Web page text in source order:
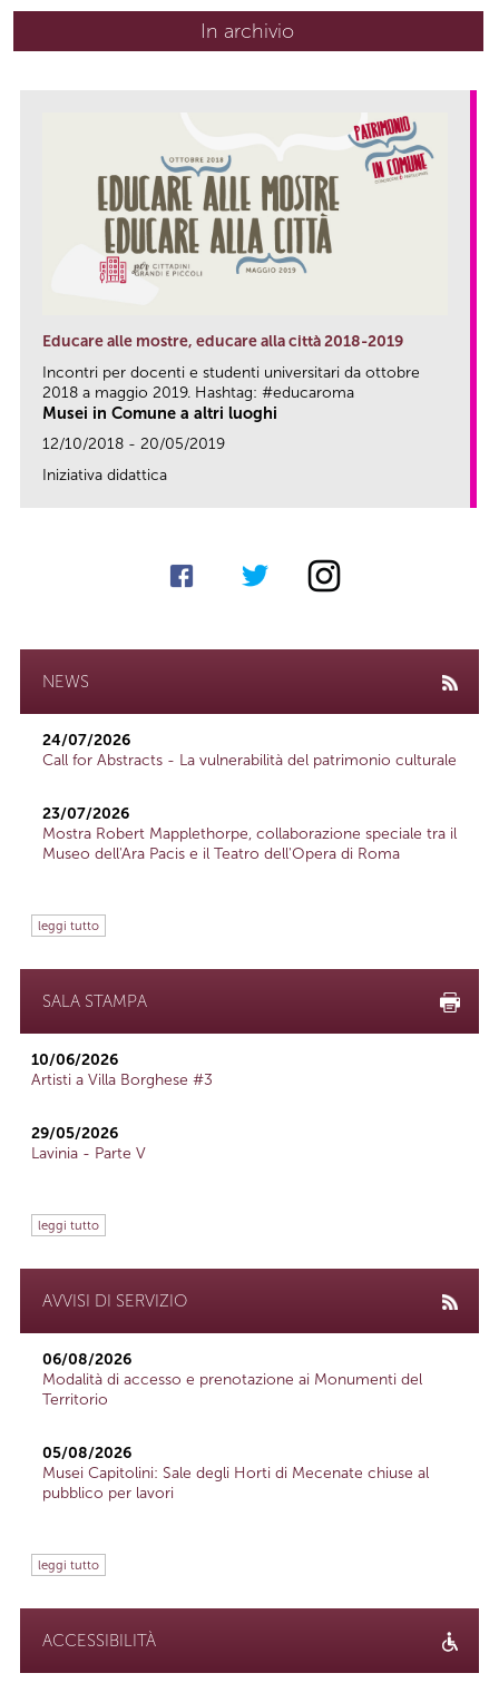
In archivio
Educare alle mostre, educare alla città 2018-2019
Incontri per docenti e studenti universitari da ottobre
2018 a maggio 2019. Hashtag: #educaroma
Musei in Comune a altri luoghi
12/10/2018 - 20/05/2019
Iniziativa didattica
NEWS
24/07/2026
Call for Abstracts - La vulnerabilità del patrimonio culturale
23/07/2026
Mostra Robert Mapplethorpe, collaborazione speciale tra il
Museo dell'Ara Pacis e il Teatro dell'Opera di Roma
leggi tutto
SALA STAMPA
10/06/2026
Artisti a Villa Borghese #3
29/05/2026
Lavinia - Parte V
leggi tutto
AVVISI DI SERVIZIO
06/08/2026
Modalità di accesso e prenotazione ai Monumenti del
Territorio
05/08/2026
Musei Capitolini: Sale degli Horti di Mecenate chiuse al
pubblico per lavori
leggi tutto
ACCESSIBILITÀ